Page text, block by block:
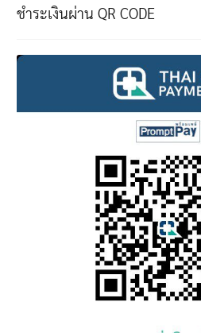
ชำระเงินผ่าน QR CODE